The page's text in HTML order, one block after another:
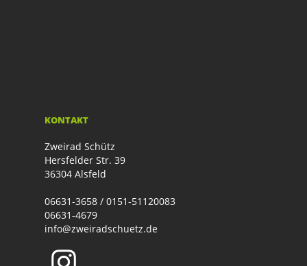
KONTAKT
Zweirad Schütz
Hersfelder Str. 39
36304 Alsfeld
06631-3658 / 0151-51120083
06631-4679
info@zweiradschuetz.de